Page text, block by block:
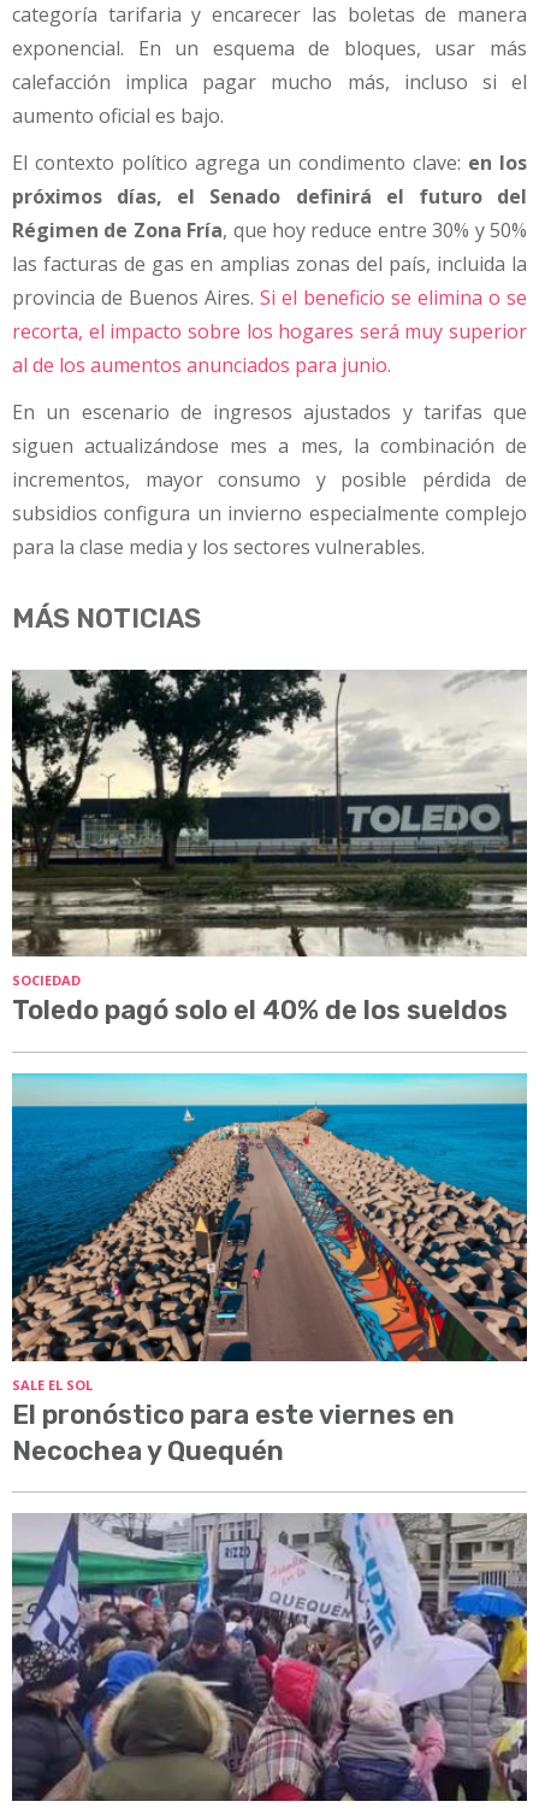
categoría tarifaria y encarecer las boletas de manera
exponencial. En un esquema de bloques, usar más
calefacción implica pagar mucho más, incluso si el
aumento oficial es bajo.
El contexto político agrega un condimento clave: en los
próximos días, el Senado definirá el futuro del
Régimen de Zona Fría, que hoy reduce entre 30% y 50%
las facturas de gas en amplias zonas del país, incluida la
provincia de Buenos Aires. Si el beneficio se elimina o se
recorta, el impacto sobre los hogares será muy superior
al de los aumentos anunciados para junio.
En un escenario de ingresos ajustados y tarifas que
siguen actualizándose mes a mes, la combinación de
incrementos, mayor consumo y posible pérdida de
subsidios configura un invierno especialmente complejo
para la clase media y los sectores vulnerables.
MÁS NOTICIAS
SOCIEDAD
Toledo pagó solo el 40% de los sueldos
SALE EL SOL
El pronóstico para este viernes en
Necochea y Quequén